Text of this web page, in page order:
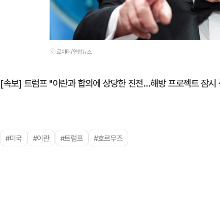
ⓒ 로이터/연합뉴스
[속보] 트럼프 "이란과 합의에 상당한 진전…해방 프로젝트 잠시
#미국 #이란 #트럼프 #호르무즈